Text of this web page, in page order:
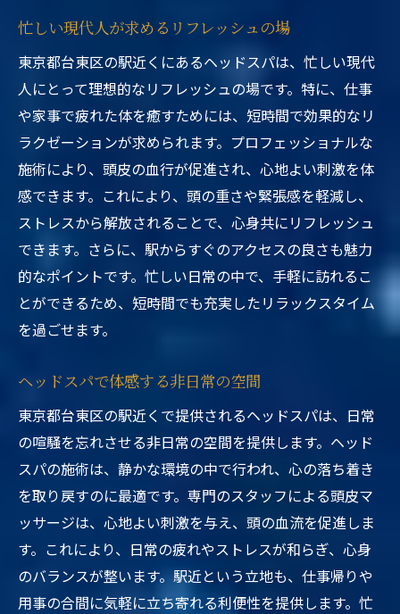
忙しい現代人が求めるリフレッシュの場
東京都台東区の駅近くにあるヘッドスパは、忙しい現代
人にとって理想的なリフレッシュの場です。特に、仕事
や家事で疲れた体を癒すためには、短時間で効果的なリ
ラクゼーションが求められます。プロフェッショナルな
施術により、頭皮の血行が促進され、心地よい刺激を体
感できます。これにより、頭の重さや緊張感を軽減し、
ストレスから解放されることで、心身共にリフレッシュ
できます。さらに、駅からすぐのアクセスの良さも魅力
的なポイントです。忙しい日常の中で、手軽に訪れるこ
とができるため、短時間でも充実したリラックスタイム
を過ごせます。
ヘッドスパで体感する非日常の空間
東京都台東区の駅近くで提供されるヘッドスパは、日常
の喧騒を忘れさせる非日常の空間を提供します。ヘッド
スパの施術は、静かな環境の中で行われ、心の落ち着き
を取り戻すのに最適です。専門のスタッフによる頭皮マ
ッサージは、心地よい刺激を与え、頭の血流を促進しま
す。これにより、日常の疲れやストレスが和らぎ、心身
のバランスが整います。駅近という立地も、仕事帰りや
用事の合間に気軽に立ち寄れる利便性を提供します。忙